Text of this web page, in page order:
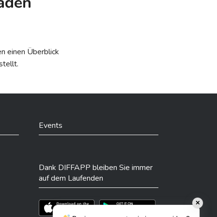
einen Überblick
Events
Dank DIFFAPP bleiben Sie immer
auf dem Laufenden
Téléchargez l'app sur l'App StoreTéléchargez l'app sur Play Store
✕